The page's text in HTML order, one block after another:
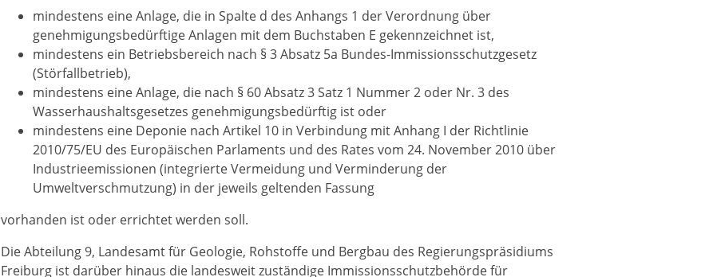
mindestens eine Anlage, die in Spalte d des Anhangs 1 der Verordnung über
genehmigungsbedürftige Anlagen mit dem Buchstaben E gekennzeichnet ist,
mindestens ein Betriebsbereich nach § 3 Absatz 5a Bundes-Immissionsschutzgesetz
(Störfallbetrieb),
mindestens eine Anlage, die nach § 60 Absatz 3 Satz 1 Nummer 2 oder Nr. 3 des
Wasserhaushaltsgesetzes genehmigungsbedürftig ist oder
mindestens eine Deponie nach Artikel 10 in Verbindung mit Anhang I der Richtlinie
2010/75/EU des Europäischen Parlaments und des Rates vom 24. November 2010 über
Industrieemissionen (integrierte Vermeidung und Verminderung der
Umweltverschmutzung) in der jeweils geltenden Fassung
vorhanden ist oder errichtet werden soll.
Die Abteilung 9, Landesamt für Geologie, Rohstoffe und Bergbau des Regierungspräsidiums
Freiburg ist darüber hinaus die landesweit zuständige Immissionsschutzbehörde für